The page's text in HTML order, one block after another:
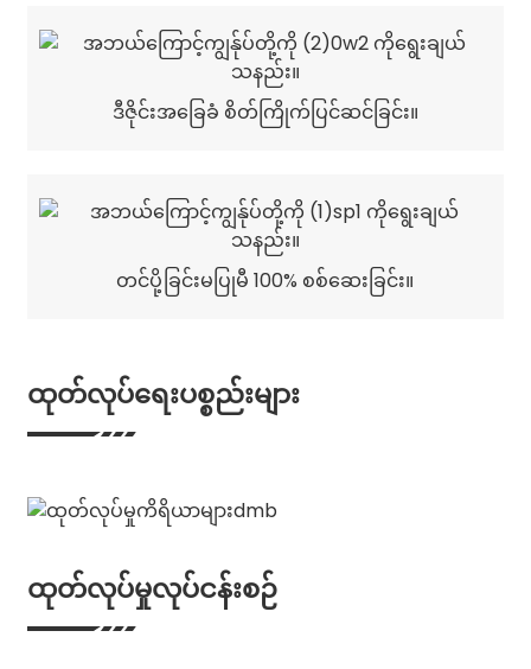
ဒီဇိုင်းအခြေခံ စိတ်ကြိုက်ပြင်ဆင်ခြင်း။
တင်ပို့ခြင်းမပြုမီ 100% စစ်ဆေးခြင်း။
ထုတ်လုပ်ရေးပစ္စည်းများ
ထုတ်လုပ်မှုလုပ်ငန်းစဉ်